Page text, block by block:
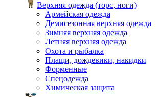
Верхняя одежда (торс, ноги)
Армейская одежда
Демисезонная верхняя одежда
Зимняя верхняя одежда
Летняя верхняя одежда
Охота и рыбалка
Плащи, дождевики, накидки
Форменные
Спецодежда
Химическая защита